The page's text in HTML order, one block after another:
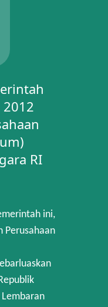
2012
RI
ini,
Perusahaan
Lembaran